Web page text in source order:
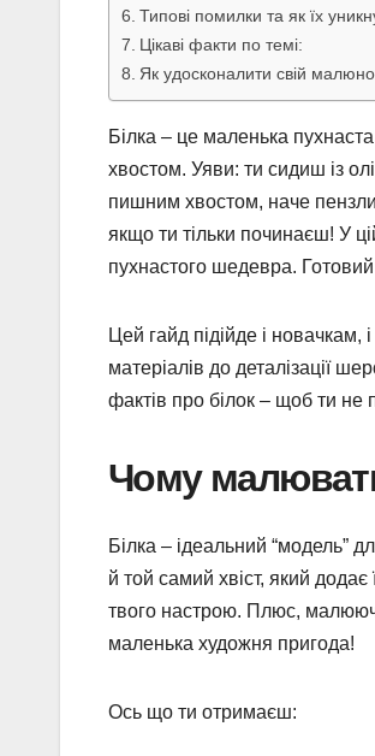
Типові помилки та як їх
Цікаві факти по темі:
Як удосконалити свій
Білка – це маленька
хвостом. Уяви: ти сидиш із
пишним хвостом, наче
якщо ти тільки починаєш! У
пухнастого шедевра.
Цей гайд підійде і
матеріалів до деталізації
фактів про білок – щоб ти
Чому
Білка – ідеальний “модель”
й той самий хвіст, який
твого настрою. Плюс,
маленька художня пригода!
Ось що ти отримаєш: